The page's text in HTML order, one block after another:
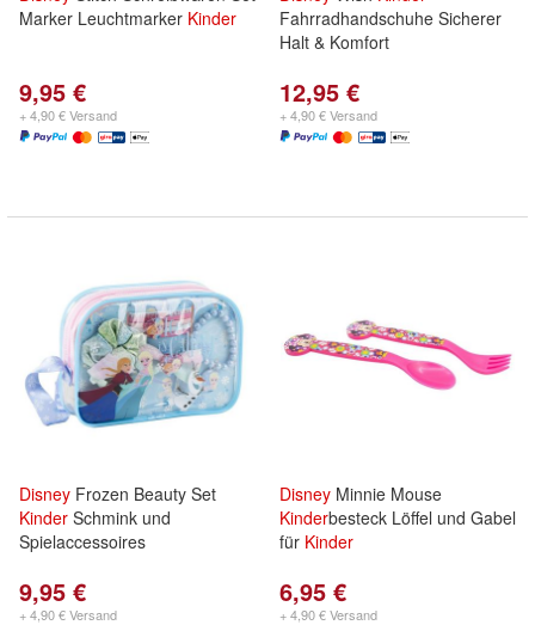
Marker Leuchtmarker Kinder
9,95 €
+ 4,90 € Versand
Fahrradhandschuhe Sicherer
Halt & Komfort
12,95 €
+ 4,90 € Versand
Disney Frozen Beauty Set
Kinder Schmink und
Spielaccessoires
9,95 €
+ 4,90 € Versand
Disney Minnie Mouse
Kinderbesteck Löffel und Gabel
für Kinder
6,95 €
+ 4,90 € Versand